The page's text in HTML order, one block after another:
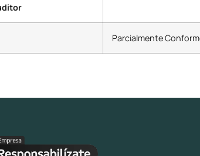
Parcialmente